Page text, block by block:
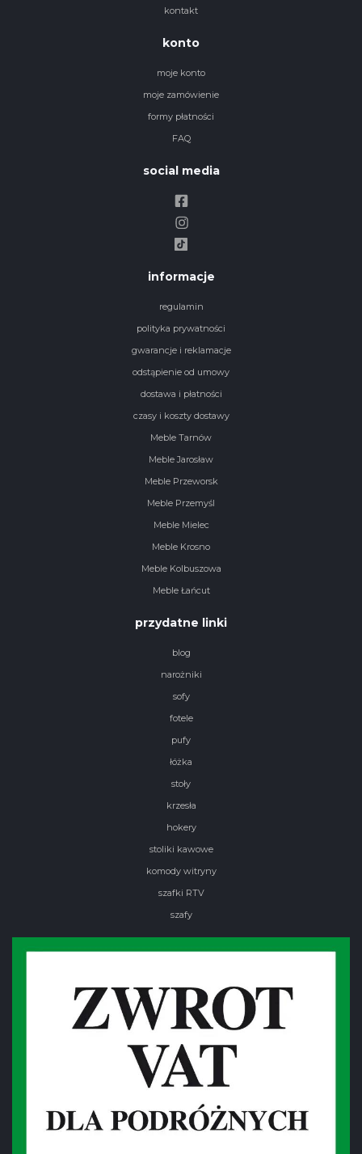
kontakt
konto
moje konto
moje zamówienie
formy płatności
FAQ
social media
informacje
regulamin
polityka prywatności
gwarancje i reklamacje
odstąpienie od umowy
dostawa i płatności
czasy i koszty dostawy
Meble Tarnów
Meble Jarosław
Meble Przeworsk
Meble Przemyśl
Meble Mielec
Meble Krosno
Meble Kolbuszowa
Meble Łańcut
przydatne linki
blog
narożniki
sofy
fotele
pufy
łóżka
stoły
krzesła
hokery
stoliki kawowe
komody witryny
szafki RTV
szafy